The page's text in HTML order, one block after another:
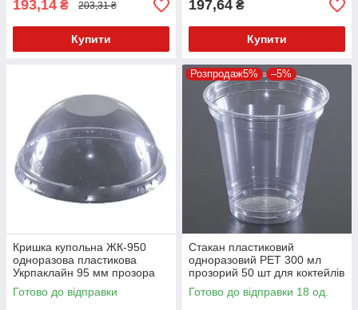
193,14 ₴ 203,31 ₴
Купити
197,64 ₴
Купити
Кришка купольна ЖК-950
одноразова пластикова
Укрпаклайн 95 мм прозора
1000 шт без отвору
Готово до відправки
Розпродаж5% –5%
Стакан пластиковий
одноразовий PET 300 мл
прозорий 50 шт для коктейлів
та десертів
Готово до відправки 18 од.